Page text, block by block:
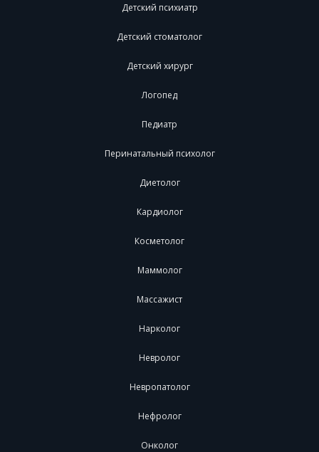
Детский психиатр
Детский стоматолог
Детский хирург
Логопед
Педиатр
Перинатальный психолог
Диетолог
Кардиолог
Косметолог
Маммолог
Массажист
Нарколог
Невролог
Невропатолог
Нефролог
Онколог